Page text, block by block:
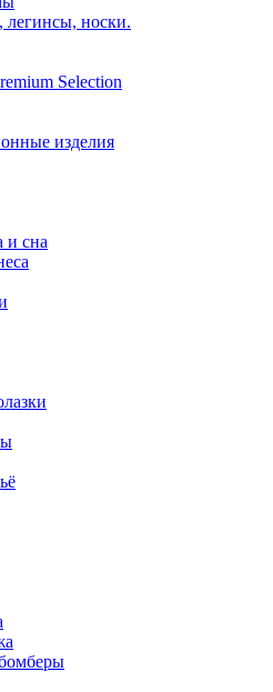
легинсы, носки.
Selection
изделия
и сна